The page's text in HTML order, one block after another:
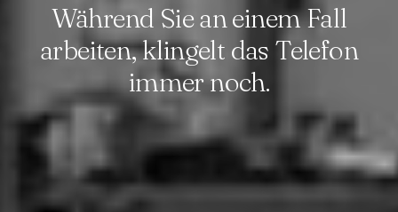
Während Sie an einem Fall
arbeiten, klingelt das Telefon
immer noch.